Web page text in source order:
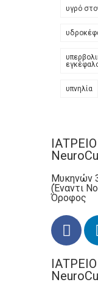
υγρό
υπνηλία
Μυκηνών
(Έναντι
Όροφος